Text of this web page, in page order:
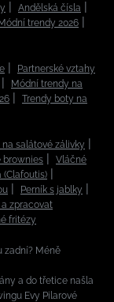
Andělská čísla
Módní trendy 2026
Partnerské vztahy
Módní trendy na
Trendy boty na
salátové zálivky
brownies
Vláčné
(Clafoutis)
Perník s jablky
zpracovat
fritézy
zadní? Méně
a do třetice našla
Evy Pilarové